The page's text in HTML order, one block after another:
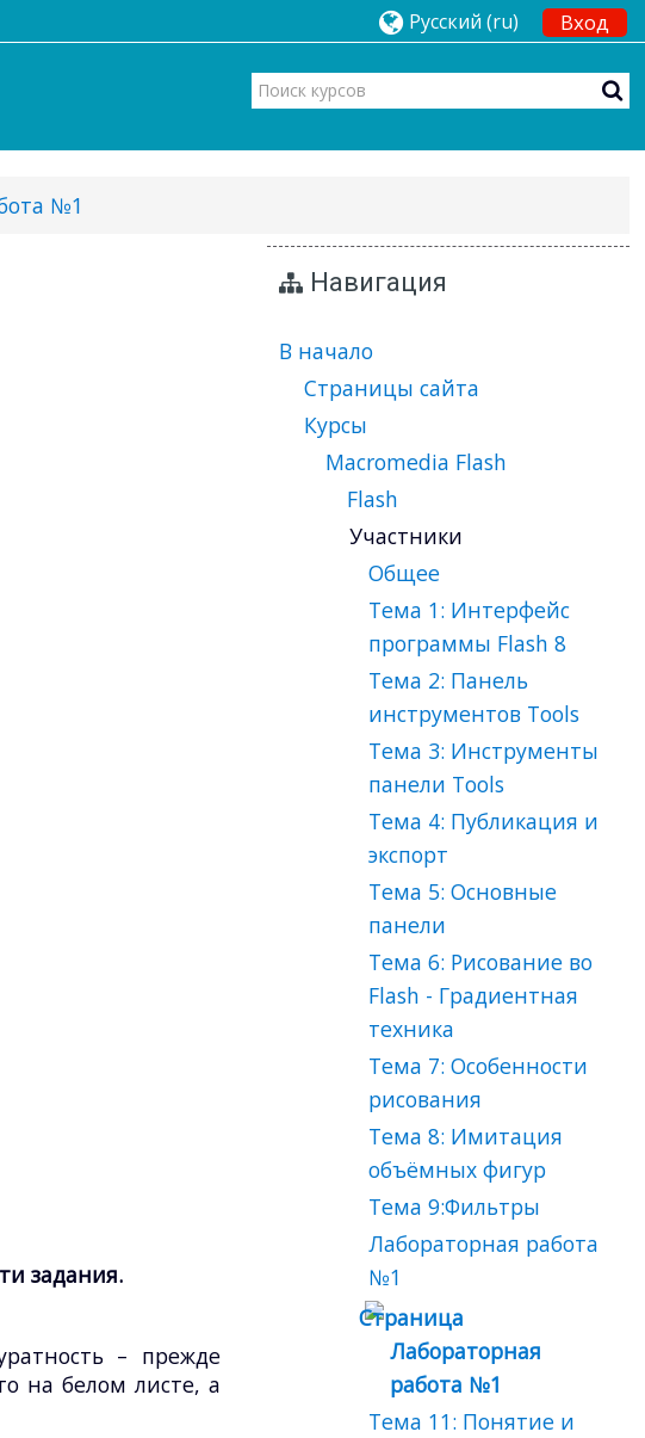
Вход
Русский ‎(ru)‎
№1
задания.
– прежде
на белом листе, а
Навигация
В начало
Страницы сайта
Курсы
Macromedia Flash
Flash
Участники
Общее
Тема 1: Интерфейс
программы Flash 8
Тема 2: Панель
инструментов Tools
Тема 3: Инструменты
панели Tools
Тема 4: Публикация и
экспорт
Тема 5: Основные
панели
Тема 6: Рисование во
Flash - Градиентная
техника
Тема 7: Особенности
рисования
Тема 8: Имитация
объёмных фигур
Тема 9:Фильтры
Лабораторная работа
№1
Лабораторная
работа №1
Тема 11: Понятие и